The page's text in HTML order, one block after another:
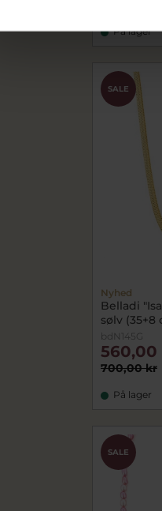
På lager
SALE
Nyhed
Belladi
sølv (35+8
bdN145G
700,00 kr
560,00
På lager
SALE